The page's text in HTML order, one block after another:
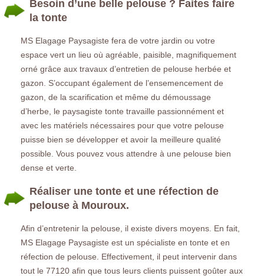
Besoin d’une belle pelouse ? Faites faire
la tonte
MS Elagage Paysagiste fera de votre jardin ou votre
espace vert un lieu où agréable, paisible, magnifiquement
orné grâce aux travaux d’entretien de pelouse herbée et
gazon. S’occupant également de l’ensemencement de
gazon, de la scarification et même du démoussage
d’herbe, le paysagiste tonte travaille passionnément et
avec les matériels nécessaires pour que votre pelouse
puisse bien se développer et avoir la meilleure qualité
possible. Vous pouvez vous attendre à une pelouse bien
dense et verte.
Réaliser une tonte et une réfection de
pelouse à Mouroux.
Afin d’entretenir la pelouse, il existe divers moyens. En fait,
MS Elagage Paysagiste est un spécialiste en tonte et en
réfection de pelouse. Effectivement, il peut intervenir dans
tout le 77120 afin que tous leurs clients puissent goûter aux